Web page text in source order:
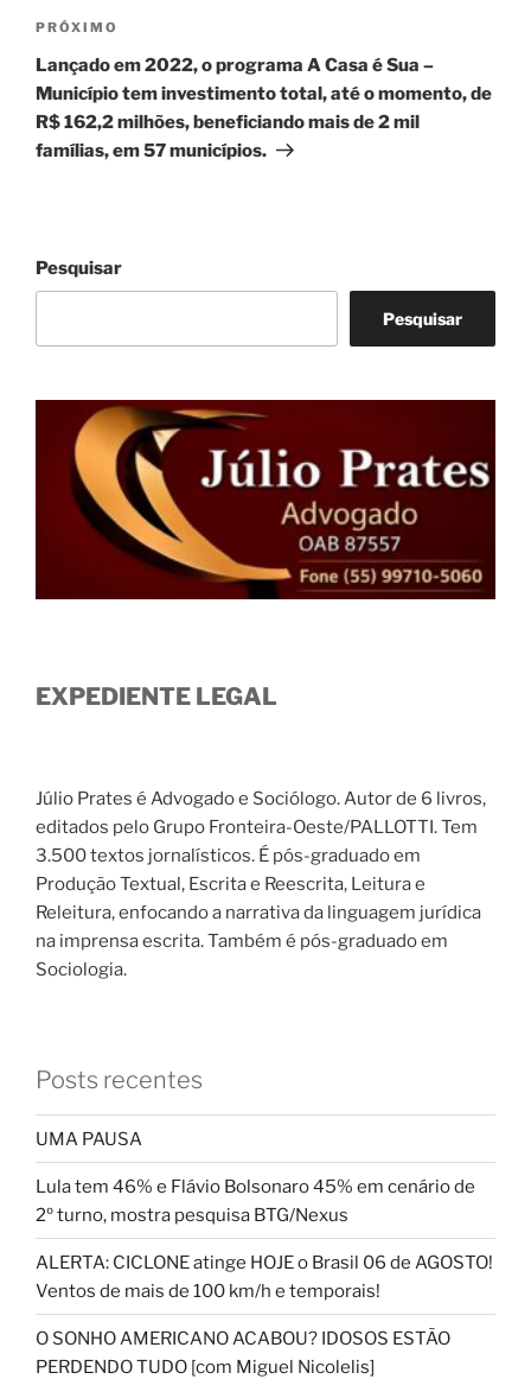
Próximo
post
PRÓXIMO
Lançado em 2022, o programa A Casa é Sua –
Município tem investimento total, até o momento, de
R$ 162,2 milhões, beneficiando mais de 2 mil
famílias, em 57 municípios.
Pesquisar
Pesquisar
EXPEDIENTE LEGAL
Júlio Prates é Advogado e Sociólogo. Autor de 6 livros,
editados pelo Grupo Fronteira-Oeste/PALLOTTI. Tem
3.500 textos jornalísticos. É pós-graduado em
Produção Textual, Escrita e Reescrita, Leitura e
Releitura, enfocando a narrativa da linguagem jurídica
na imprensa escrita. Também é pós-graduado em
Sociologia.
Posts recentes
UMA PAUSA
Lula tem 46% e Flávio Bolsonaro 45% em cenário de
2º turno, mostra pesquisa BTG/Nexus
ALERTA: CICLONE atinge HOJE o Brasil 06 de AGOSTO!
Ventos de mais de 100 km/h e temporais!
O SONHO AMERICANO ACABOU? IDOSOS ESTÃO
PERDENDO TUDO [com Miguel Nicolelis]